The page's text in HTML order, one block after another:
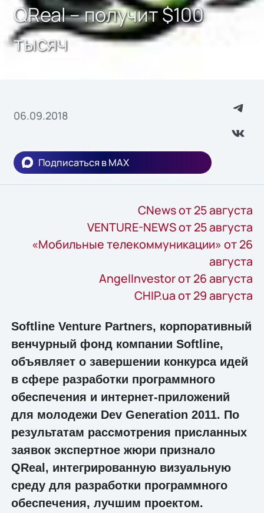
QReal – получит $100
тысяч
06.09.2018
Подписаться в MAX
CNews от 25 августа
VENTURE-NEWS от 25 августа
«Мобильные телекоммуникации» от 26
августа
AngelInvestor от 26 августа
CHIP.ua от 29 августа
Softline Venture Partners, корпоративный
венчурный фонд компании Softline,
объявляет о завершении конкурса идей
в сфере разработки программного
обеспечения и интернет-приложений
для молодежи Dev Generation 2011. По
результатам рассмотрения присланных
заявок экспертное жюри признало
QReal, интегрированную визуальную
среду для разработки программного
обеспечения, лучшим проектом.